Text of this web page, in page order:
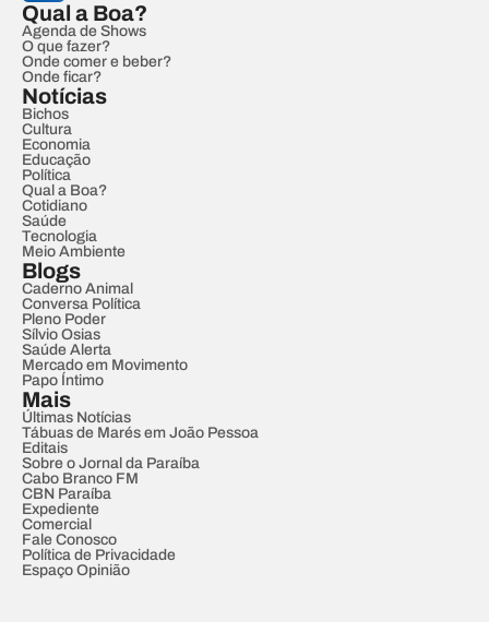
Qual a Boa?
Agenda de Shows
O que fazer?
Onde comer e beber?
Onde ficar?
Notícias
Bichos
Cultura
Economia
Educação
Política
Qual a Boa?
Cotidiano
Saúde
Tecnologia
Meio Ambiente
Blogs
Caderno Animal
Conversa Política
Pleno Poder
Sílvio Osias
Saúde Alerta
Mercado em Movimento
Papo Íntimo
Mais
Últimas Notícias
Tábuas de Marés em João Pessoa
Editais
Sobre o Jornal da Paraíba
Cabo Branco FM
CBN Paraíba
Expediente
Comercial
Fale Conosco
Política de Privacidade
Espaço Opinião